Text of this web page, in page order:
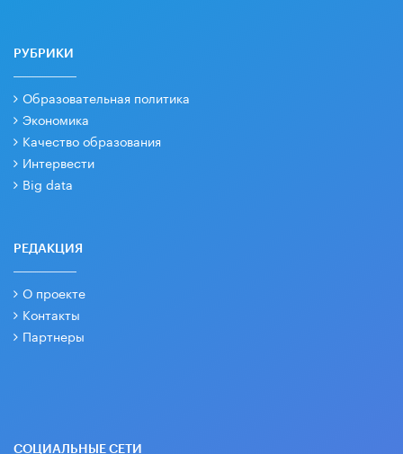
РУБРИКИ
Образовательная политика
Экономика
Качество образования
Интервести
Big data
РЕДАКЦИЯ
О проекте
Контакты
Партнеры
СОЦИАЛЬНЫЕ СЕТИ